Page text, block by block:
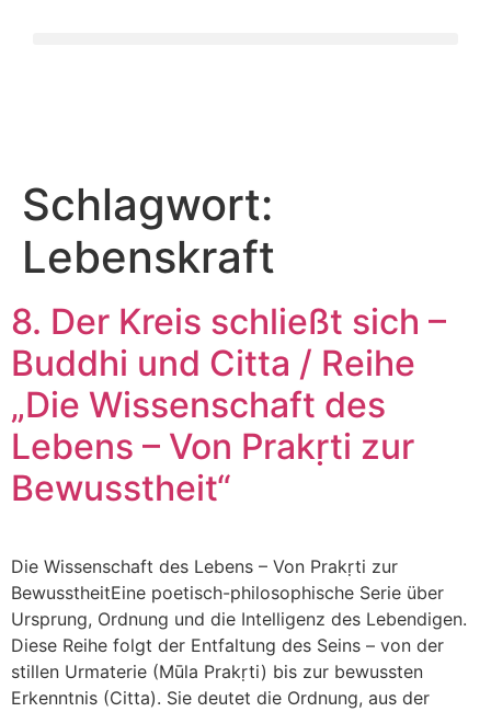
Schlagwort:
Lebenskraft
8. Der Kreis schließt sich –
Buddhi und Citta / Reihe
„Die Wissenschaft des
Lebens – Von Prakṛti zur
Bewusstheit“
Die Wissenschaft des Lebens – Von Prakṛti zur
BewusstheitEine poetisch-philosophische Serie über
Ursprung, Ordnung und die Intelligenz des Lebendigen.
Diese Reihe folgt der Entfaltung des Seins – von der
stillen Urmaterie (Mūla Prakṛti) bis zur bewussten
Erkenntnis (Citta). Sie deutet die Ordnung, aus der